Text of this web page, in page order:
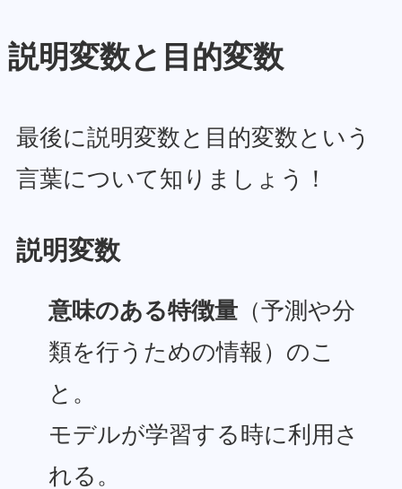
説明変数と目的変数
最後に説明変数と目的変数という
言葉について知りましょう！
説明変数
意味のある特徴量（予測や分
類を行うための情報）のこ
と。
モデルが学習する時に利用さ
れる。